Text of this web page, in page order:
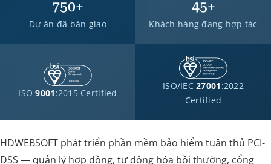
750+
Dự án đã bàn giao
45+
Khách hàng đang hợp tác
ISO9001 :2015 Certified
ISO/IEC27001 :2022
Certified
HDWEBSOFT phát triển phần mềm bảo hiểm tuân thủ PCI-
DSS — quản lý hợp đồng, tự động hóa bồi thường, cổng